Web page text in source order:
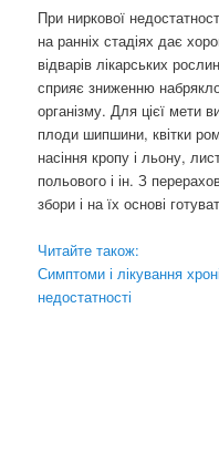
При ниркової
на ранніх стадіях дає
відварів лікарських
сприяє зниженню
організму. Для цієї мети
плоди шипшини, квітки
насіння кропу і льону,
польового і ін. З
збори і на їх основі
Читайте також:
Симптоми і лікування
недостатності